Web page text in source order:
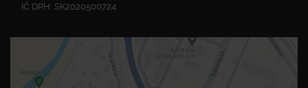
IČ DPH: SK2020500724